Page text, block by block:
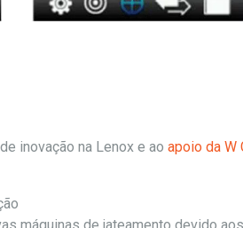
inovação na Lenox e ao apoio da W